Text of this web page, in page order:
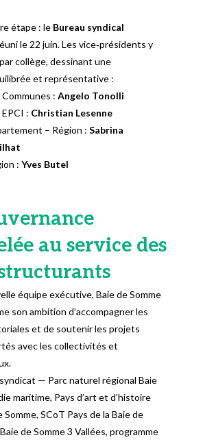
étape : le Bureau syndical
le 22 juin. Les vice‑présidents y
collège, dessinant une
et représentative :
Communes :Angelo Tonolli
: Christian Lesenne
– Région :Sabrina
:Yves Butel
au service des
équipe exécutive, Baie de Somme
son ambition d’accompagner les
et de soutenir les projets
avec les collectivités et
— Parc naturel régional Baie
maritime, Pays d’art et d’histoire
SCoT Pays de la Baie de
de Somme 3 Vallées, programme